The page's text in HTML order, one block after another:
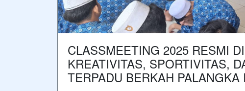
CLASSMEETING 2025 RESMI
KREATIVITAS, SPORTIVITAS,
TERPADU BERKAH PALANGKA